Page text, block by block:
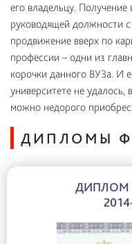
его владельцу.
руководящей должности
продвижение вверх по
профессии – одни из
корочки данного ВУЗа. И
университете не удалось,
можно недорого
ДИПЛОМЫ
ДИПЛОМ